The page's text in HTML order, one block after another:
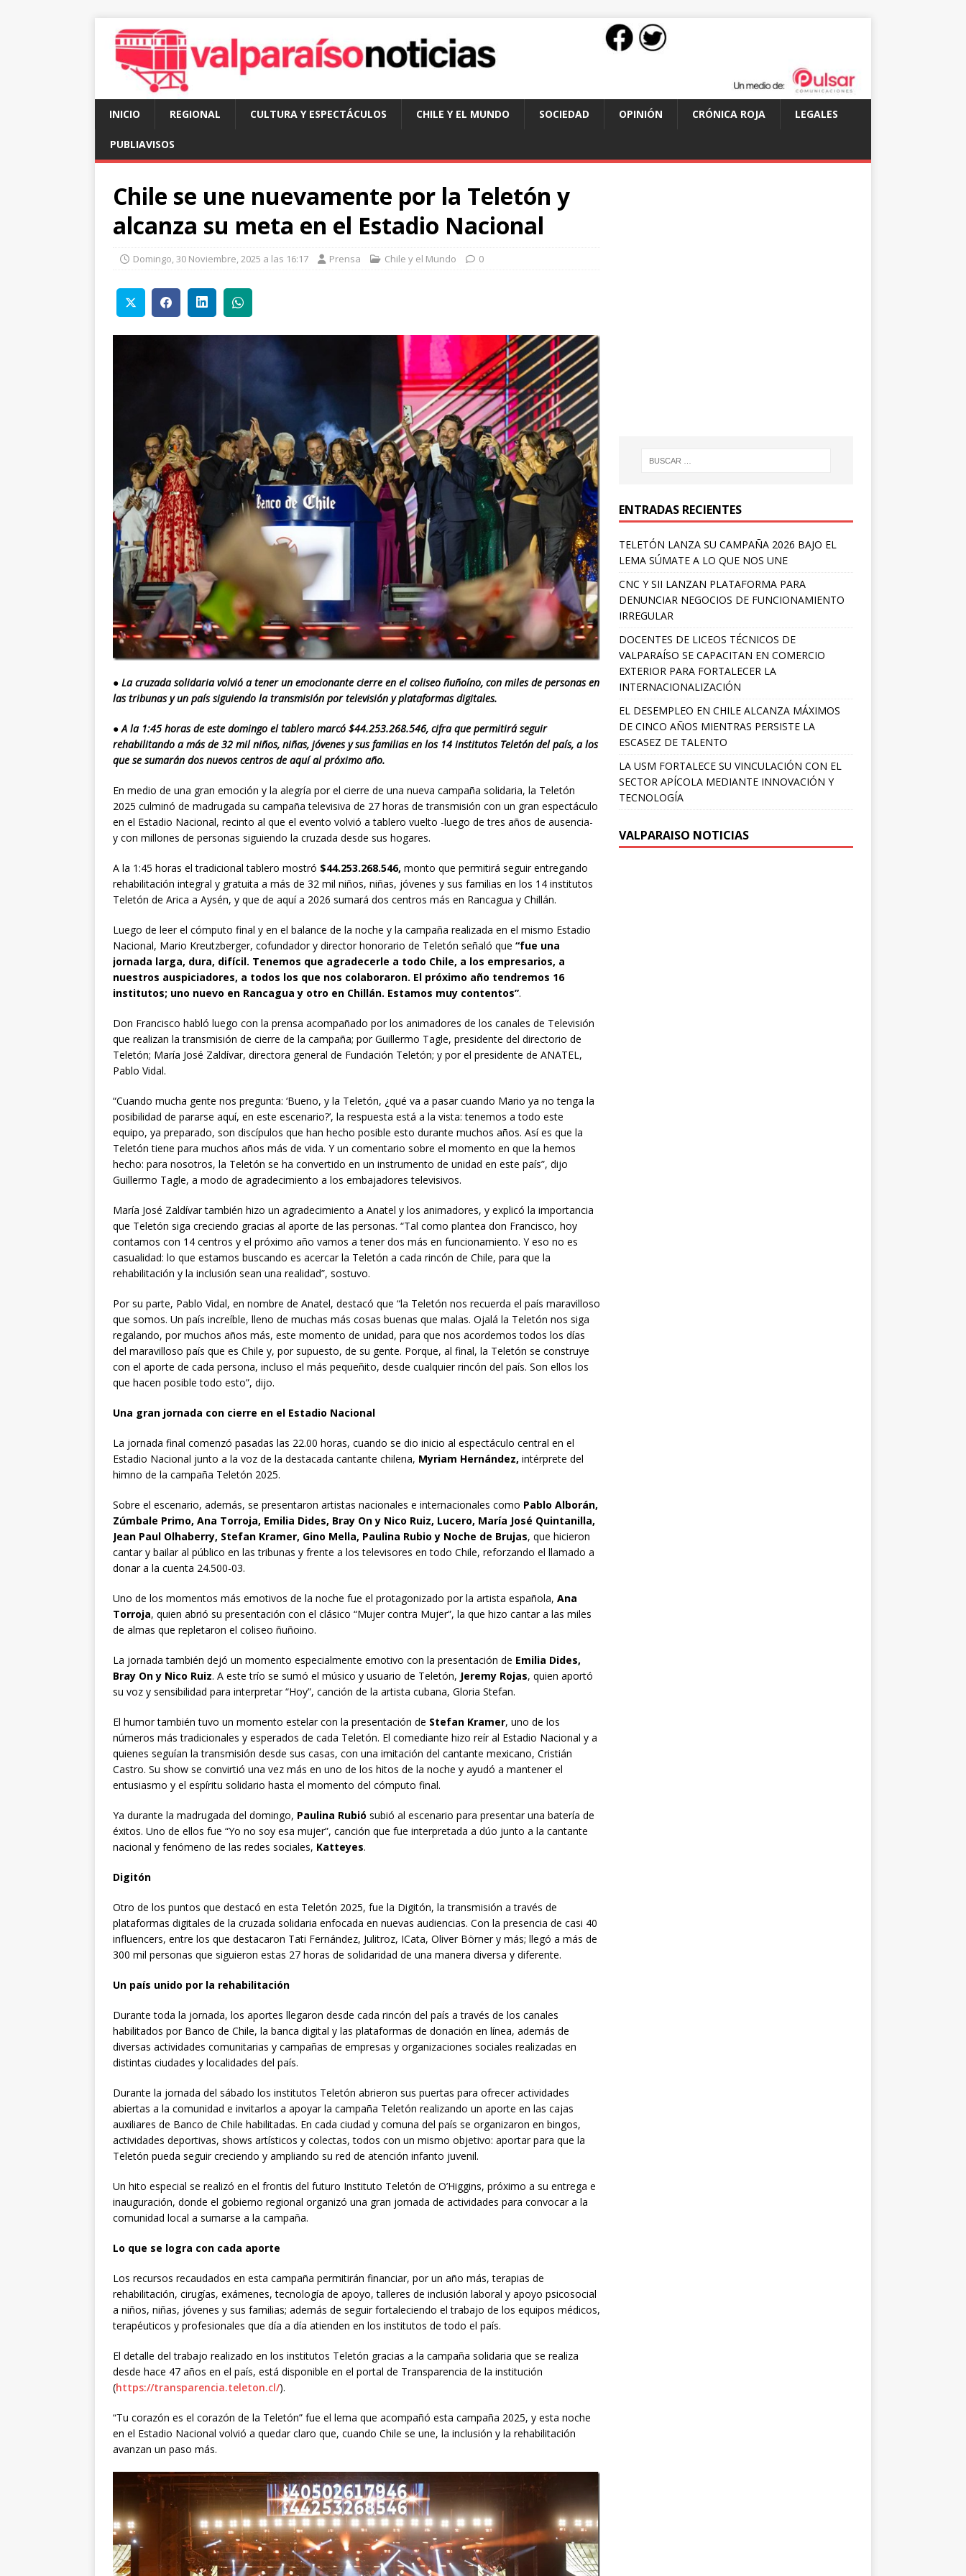
INICIO REGIONAL CULTURA Y ESPECTÁCULOS CHILE Y EL MUNDO SOCIEDAD OPINIÓN CRÓNICA ROJA LEGALES
PUBLIAVISOS
Chile se une nuevamente por la Teletón y
alcanza su meta en el Estadio Nacional
Domingo, 30 Noviembre, 2025 a las 16:17 Prensa Chile y el Mundo 0
● La cruzada solidaria volvió a tener un emocionante cierre en el coliseo ñuñoíno, con miles de personas en
las tribunas y un país siguiendo la transmisión por televisión y plataformas digitales.
● A la 1:45 horas de este domingo el tablero marcó $44.253.268.546, cifra que permitirá seguir
rehabilitando a más de 32 mil niños, niñas, jóvenes y sus familias en los 14 institutos Teletón del país, a los
que se sumarán dos nuevos centros de aquí al próximo año.
En medio de una gran emoción y la alegría por el cierre de una nueva campaña solidaria, la Teletón
2025 culminó de madrugada su campaña televisiva de 27 horas de transmisión con un gran espectáculo
en el Estadio Nacional, recinto al que el evento volvió a tablero vuelto -luego de tres años de ausencia-
y con millones de personas siguiendo la cruzada desde sus hogares.
A la 1:45 horas el tradicional tablero mostró $44.253.268.546, monto que permitirá seguir entregando
rehabilitación integral y gratuita a más de 32 mil niños, niñas, jóvenes y sus familias en los 14 institutos
Teletón de Arica a Aysén, y que de aquí a 2026 sumará dos centros más en Rancagua y Chillán.
Luego de leer el cómputo final y en el balance de la noche y la campaña realizada en el mismo Estadio
Nacional, Mario Kreutzberger, cofundador y director honorario de Teletón señaló que “fue una
jornada larga, dura, difícil. Tenemos que agradecerle a todo Chile, a los empresarios, a
nuestros auspiciadores, a todos los que nos colaboraron. El próximo año tendremos 16
institutos; uno nuevo en Rancagua y otro en Chillán. Estamos muy contentos”.
Don Francisco habló luego con la prensa acompañado por los animadores de los canales de Televisión
que realizan la transmisión de cierre de la campaña; por Guillermo Tagle, presidente del directorio de
Teletón; María José Zaldívar, directora general de Fundación Teletón; y por el presidente de ANATEL,
Pablo Vidal.
“Cuando mucha gente nos pregunta: ‘Bueno, y la Teletón, ¿qué va a pasar cuando Mario ya no tenga la
posibilidad de pararse aquí, en este escenario?’, la respuesta está a la vista: tenemos a todo este
equipo, ya preparado, son discípulos que han hecho posible esto durante muchos años. Así es que la
Teletón tiene para muchos años más de vida. Y un comentario sobre el momento en que la hemos
hecho: para nosotros, la Teletón se ha convertido en un instrumento de unidad en este país”, dijo
Guillermo Tagle, a modo de agradecimiento a los embajadores televisivos.
María José Zaldívar también hizo un agradecimiento a Anatel y los animadores, y explicó la importancia
que Teletón siga creciendo gracias al aporte de las personas. “Tal como plantea don Francisco, hoy
contamos con 14 centros y el próximo año vamos a tener dos más en funcionamiento. Y eso no es
casualidad: lo que estamos buscando es acercar la Teletón a cada rincón de Chile, para que la
rehabilitación y la inclusión sean una realidad”, sostuvo.
Por su parte, Pablo Vidal, en nombre de Anatel, destacó que “la Teletón nos recuerda el país maravilloso
que somos. Un país increíble, lleno de muchas más cosas buenas que malas. Ojalá la Teletón nos siga
regalando, por muchos años más, este momento de unidad, para que nos acordemos todos los días
del maravilloso país que es Chile y, por supuesto, de su gente. Porque, al final, la Teletón se construye
con el aporte de cada persona, incluso el más pequeñito, desde cualquier rincón del país. Son ellos los
que hacen posible todo esto”, dijo.
Una gran jornada con cierre en el Estadio Nacional
La jornada final comenzó pasadas las 22.00 horas, cuando se dio inicio al espectáculo central en el
Estadio Nacional junto a la voz de la destacada cantante chilena, Myriam Hernández, intérprete del
himno de la campaña Teletón 2025.
Sobre el escenario, además, se presentaron artistas nacionales e internacionales como Pablo Alborán,
Zúmbale Primo, Ana Torroja, Emilia Dides, Bray On y Nico Ruiz, Lucero, María José Quintanilla,
Jean Paul Olhaberry, Stefan Kramer, Gino Mella, Paulina Rubio y Noche de Brujas, que hicieron
cantar y bailar al público en las tribunas y frente a los televisores en todo Chile, reforzando el llamado a
donar a la cuenta 24.500-03.
Uno de los momentos más emotivos de la noche fue el protagonizado por la artista española, Ana
Torroja, quien abrió su presentación con el clásico “Mujer contra Mujer”, la que hizo cantar a las miles
de almas que repletaron el coliseo ñuñoino.
La jornada también dejó un momento especialmente emotivo con la presentación de Emilia Dides,
Bray On y Nico Ruiz. A este trío se sumó el músico y usuario de Teletón, Jeremy Rojas, quien aportó
su voz y sensibilidad para interpretar “Hoy”, canción de la artista cubana, Gloria Stefan.
El humor también tuvo un momento estelar con la presentación de Stefan Kramer, uno de los
números más tradicionales y esperados de cada Teletón. El comediante hizo reír al Estadio Nacional y a
quienes seguían la transmisión desde sus casas, con una imitación del cantante mexicano, Cristián
Castro. Su show se convirtió una vez más en uno de los hitos de la noche y ayudó a mantener el
entusiasmo y el espíritu solidario hasta el momento del cómputo final.
Ya durante la madrugada del domingo, Paulina Rubió subió al escenario para presentar una batería de
éxitos. Uno de ellos fue “Yo no soy esa mujer”, canción que fue interpretada a dúo junto a la cantante
nacional y fenómeno de las redes sociales, Katteyes.
Digitón
Otro de los puntos que destacó en esta Teletón 2025, fue la Digitón, la transmisión a través de
plataformas digitales de la cruzada solidaria enfocada en nuevas audiencias. Con la presencia de casi 40
influencers, entre los que destacaron Tati Fernández, Julitroz, ICata, Oliver Börner y más; llegó a más de
300 mil personas que siguieron estas 27 horas de solidaridad de una manera diversa y diferente.
Un país unido por la rehabilitación
Durante toda la jornada, los aportes llegaron desde cada rincón del país a través de los canales
habilitados por Banco de Chile, la banca digital y las plataformas de donación en línea, además de
diversas actividades comunitarias y campañas de empresas y organizaciones sociales realizadas en
distintas ciudades y localidades del país.
Durante la jornada del sábado los institutos Teletón abrieron sus puertas para ofrecer actividades
abiertas a la comunidad e invitarlos a apoyar la campaña Teletón realizando un aporte en las cajas
auxiliares de Banco de Chile habilitadas. En cada ciudad y comuna del país se organizaron en bingos,
actividades deportivas, shows artísticos y colectas, todos con un mismo objetivo: aportar para que la
Teletón pueda seguir creciendo y ampliando su red de atención infanto juvenil.
Un hito especial se realizó en el frontis del futuro Instituto Teletón de O’Higgins, próximo a su entrega e
inauguración, donde el gobierno regional organizó una gran jornada de actividades para convocar a la
comunidad local a sumarse a la campaña.
Lo que se logra con cada aporte
Los recursos recaudados en esta campaña permitirán financiar, por un año más, terapias de
rehabilitación, cirugías, exámenes, tecnología de apoyo, talleres de inclusión laboral y apoyo psicosocial
a niños, niñas, jóvenes y sus familias; además de seguir fortaleciendo el trabajo de los equipos médicos,
terapéuticos y profesionales que día a día atienden en los institutos de todo el país.
El detalle del trabajo realizado en los institutos Teletón gracias a la campaña solidaria que se realiza
desde hace 47 años en el país, está disponible en el portal de Transparencia de la institución
(https://transparencia.teleton.cl/).
“Tu corazón es el corazón de la Teletón” fue el lema que acompañó esta campaña 2025, y esta noche
en el Estadio Nacional volvió a quedar claro que, cuando Chile se une, la inclusión y la rehabilitación
avanzan un paso más.
ENTRADAS RECIENTES
TELETÓN LANZA SU CAMPAÑA 2026 BAJO EL
LEMA SÚMATE A LO QUE NOS UNE
CNC Y SII LANZAN PLATAFORMA PARA
DENUNCIAR NEGOCIOS DE FUNCIONAMIENTO
IRREGULAR
DOCENTES DE LICEOS TÉCNICOS DE
VALPARAÍSO SE CAPACITAN EN COMERCIO
EXTERIOR PARA FORTALECER LA
INTERNACIONALIZACIÓN
EL DESEMPLEO EN CHILE ALCANZA MÁXIMOS
DE CINCO AÑOS MIENTRAS PERSISTE LA
ESCASEZ DE TALENTO
LA USM FORTALECE SU VINCULACIÓN CON EL
SECTOR APÍCOLA MEDIANTE INNOVACIÓN Y
TECNOLOGÍA
VALPARAISO NOTICIAS